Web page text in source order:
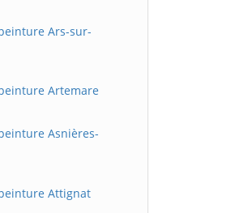
Ars-sur-
Artemare
Asnières-
Attignat